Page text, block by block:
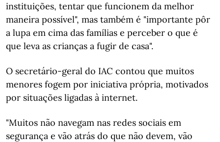
instituições, tentar que funcionem da melhor
maneira possível", mas também é "importante pôr
a lupa em cima das famílias e perceber o que é
que leva as crianças a fugir de casa".
O secretário-geral do IAC contou que muitos
menores fogem por iniciativa própria, motivados
por situações ligadas à internet.
"Muitos não navegam nas redes sociais em
segurança e vão atrás do que não devem, vão